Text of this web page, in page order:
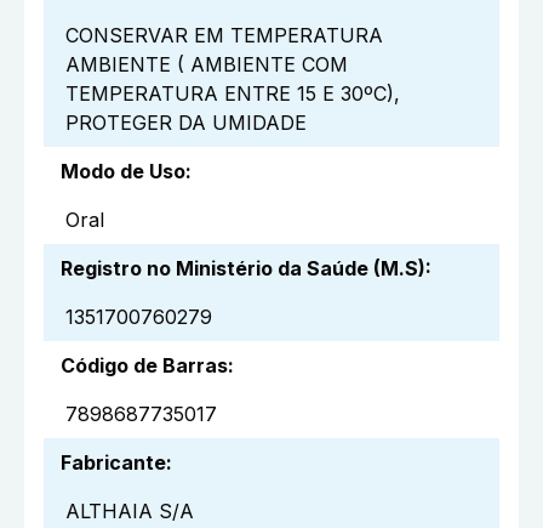
CONSERVAR EM TEMPERATURA
AMBIENTE ( AMBIENTE COM
TEMPERATURA ENTRE 15 E 30ºC),
PROTEGER DA UMIDADE
Modo de Uso:
Oral
Registro no Ministério da Saúde (M.S):
1351700760279
Código de Barras:
7898687735017
Fabricante:
ALTHAIA S/A